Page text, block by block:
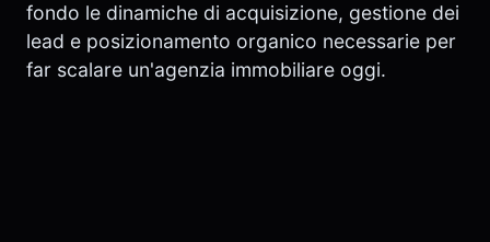
fondo le dinamiche di acquisizione, gestione dei
lead e posizionamento organico necessarie per
far scalare un'agenzia immobiliare oggi.